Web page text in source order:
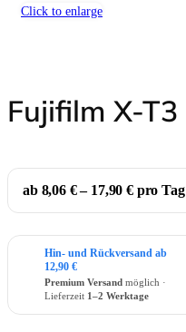
Click to enlarge
Fujifilm X-T3
ab 8,06 € – 17,90 € pro Tag
Hin- und Rückversand ab
12,90 €
Premium Versand möglich ·
Lieferzeit 1–2 Werktage